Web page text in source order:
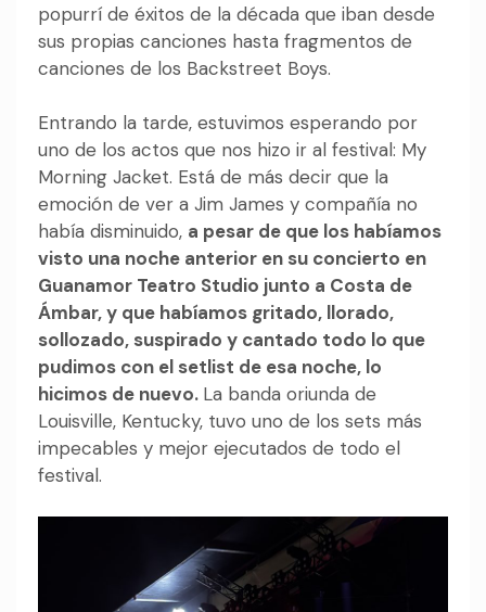
popurrí de éxitos de la década que iban desde
sus propias canciones hasta fragmentos de
canciones de los Backstreet Boys.
Entrando la tarde, estuvimos esperando por
uno de los actos que nos hizo ir al festival: My
Morning Jacket. Está de más decir que la
emoción de ver a Jim James y compañía no
había disminuido, a pesar de que los habíamos
visto una noche anterior en su concierto en
Guanamor Teatro Studio junto a Costa de
Ámbar, y que habíamos gritado, llorado,
sollozado, suspirado y cantado todo lo que
pudimos con el setlist de esa noche, lo
hicimos de nuevo. La banda oriunda de
Louisville, Kentucky, tuvo uno de los sets más
impecables y mejor ejecutados de todo el
festival.